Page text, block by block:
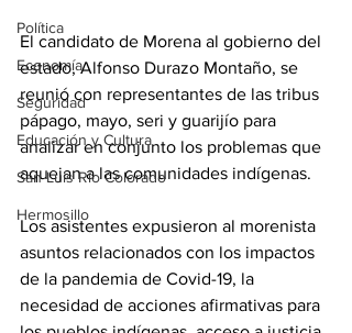
Política
Economía
Seguridad
Educación y Cultura
San Luis Río Colorado
Hermosillo
El candidato de Morena al gobierno del
estado, Alfonso Durazo Montaño, se
reunió con representantes de las tribus
pápago, mayo, seri y guarijío para
analizar en conjunto los problemas que
aquejan a las comunidades indígenas.
Los asistentes expusieron al morenista
asuntos relacionados con los impactos
de la pandemia de Covid-19, la
necesidad de acciones afirmativas para